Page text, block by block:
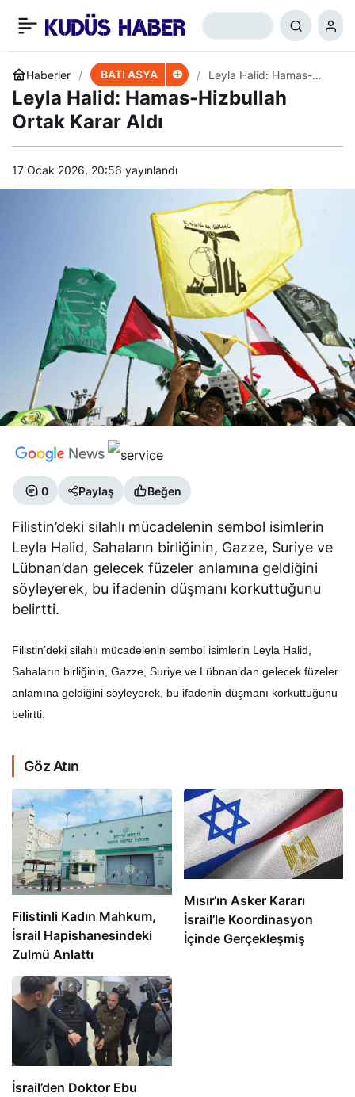
Haberler BATI ASYA
Leyla Halid: Hamas-
Hizbullah Ortak Karar
Aldı
Leyla Halid: Hamas-Hizbullah
Ortak Karar Aldı
17 Ocak 2026, 20:56 yayınlandı
0 Paylaş Beğen
Filistin’deki silahlı mücadelenin sembol isimlerin
Leyla Halid, Sahaların birliğinin, Gazze, Suriye ve
Lübnan’dan gelecek füzeler anlamına geldiğini
söyleyerek, bu ifadenin düşmanı korkuttuğunu
belirtti.
Filistin’deki silahlı mücadelenin sembol isimlerin Leyla Halid,
Sahaların birliğinin, Gazze, Suriye ve Lübnan’dan gelecek füzeler
anlamına geldiğini söyleyerek, bu ifadenin düşmanı korkuttuğunu
belirtti.
Göz Atın
Filistinli Kadın Mahkum,
İsrail Hapishanesindeki
Zulmü Anlattı
Mısır’ın Asker Kararı
İsrail’le Koordinasyon
İçinde Gerçekleşmiş
İsrail’den Doktor Ebu
İslami Cihad: Yaklaşan
Savaş İsrail’in Geleceğini
Belirleyecek
+ 0 Paylaş